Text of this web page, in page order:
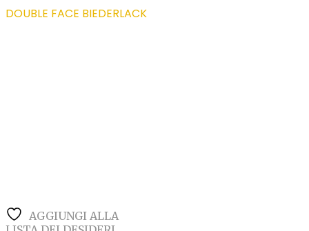
AGGIUNGI ALLA